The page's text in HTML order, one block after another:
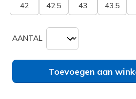
42 42.5 43 43.5
AANTAL
Toevoegen aan